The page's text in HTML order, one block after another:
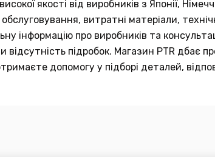
якості від виробників з Японії,
витратні матеріали,
інформацію про виробників та
підробок. Магазин PTR дбає
допомогу у підборі деталей,